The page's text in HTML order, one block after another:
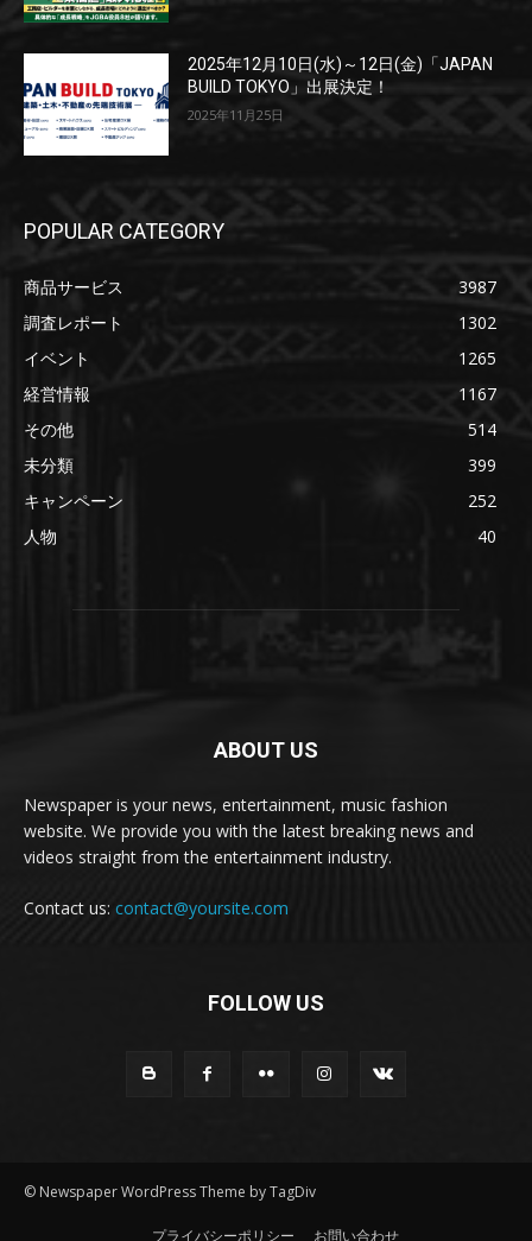
2025年12月10日(水)～12日(金)「JAPAN
BUILD TOKYO」出展決定！
2025年11月25日
POPULAR CATEGORY
商品サービス
3987
調査レポート
1302
イベント
1265
経営情報
1167
その他
514
未分類
399
キャンペーン
252
人物
40
ABOUT US
Newspaper is your news, entertainment, music fashion
website. We provide you with the latest breaking news and
videos straight from the entertainment industry.
Contact us: contact@yoursite.com
FOLLOW US
© Newspaper WordPress Theme by TagDiv
プライバシーポリシー お問い合わせ